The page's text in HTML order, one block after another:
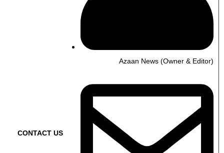
CONTACT US
Azaan News (Owner & Editor)